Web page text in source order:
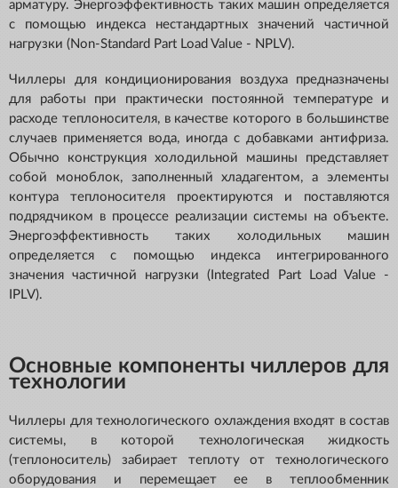
арматуру. Энергоэффективность таких машин определяется
с помощью индекса нестандартных значений частичной
нагрузки (Non-Standard Part Load Value - NPLV).
Чиллеры для кондиционирования воздуха предназначены
для работы при практически постоянной температуре и
расходе теплоносителя, в качестве которого в большинстве
случаев применяется вода, иногда с добавками антифриза.
Обычно конструкция холодильной машины представляет
собой моноблок, заполненный хладагентом, а элементы
контура теплоносителя проектируются и поставляются
подрядчиком в процессе реализации системы на объекте.
Энергоэффективность таких холодильных машин
определяется с помощью индекса интегрированного
значения частичной нагрузки (Integrated Part Load Value -
IPLV).
Основные компоненты чиллеров для
технологии
Чиллеры для технологического охлаждения входят в состав
системы, в которой технологическая жидкость
(теплоноситель) забирает теплоту от технологического
оборудования и перемещает ее в теплообменник